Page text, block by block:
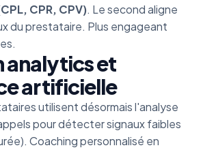
CPR, CPV). Le second aligne
du prestataire. Plus engageant
analytics et
artificielle
utilisent désormais l'analyse
pour détecter signaux faibles
Coaching personnalisé en